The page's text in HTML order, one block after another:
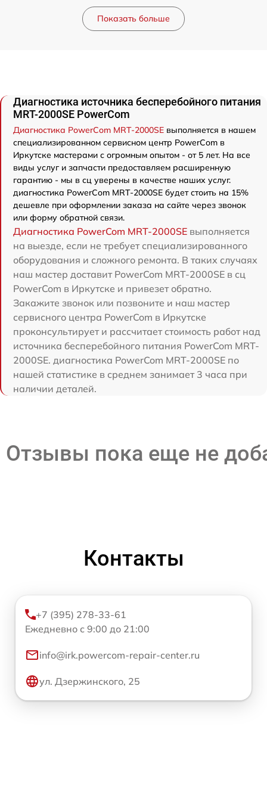
Показать больше
Диагностика источника бесперебойного питания
MRT-2000SE PowerCom
Диагностика PowerCom MRT-2000SE выполняется в нашем
специализированном сервисном центр PowerCom в
Иркутске мастерами с огромным опытом - от 5 лет. На все
виды услуг и запчасти предоставляем расширенную
гарантию - мы в сц уверены в качестве наших услуг.
диагностика PowerCom MRT-2000SE будет стоить на 15%
дешевле при оформлении заказа на сайте через звонок
или форму обратной связи.
Диагностика PowerCom MRT-2000SE выполняется
на выезде, если не требует специализированного
оборудования и сложного ремонта. В таких случаях
наш мастер доставит PowerCom MRT-2000SE в сц
PowerCom в Иркутске и привезет обратно.
Закажите звонок или позвоните и наш мастер
сервисного центра PowerCom в Иркутске
проконсультирует и рассчитает стоимость работ над
источника бесперебойного питания PowerCom MRT-
2000SE. диагностика PowerCom MRT-2000SE по
нашей статистике в среднем занимает 3 часа при
наличии деталей.
Отзывы пока еще не
Контакты
+7 (395) 278-33-61
Ежедневно с 9:00 до 21:00
info@irk.powercom-repair-center.ru
ул. Дзержинского, 25